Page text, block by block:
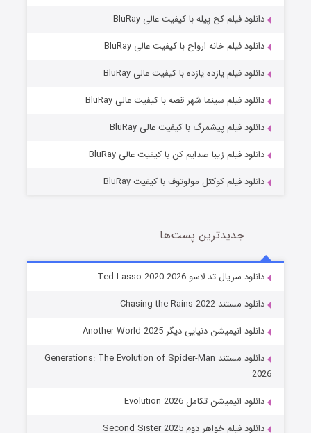
خاندان اژدها فصل ۳
دانلود فیلم کج‌ پیله با کیفیت عالی BluRay
دانلود فیلم خانه ارواح با کیفیت عالی BluRay
دانلود فیلم یازده یازده با کیفیت عالی BluRay
دانلود فیلم سینما شهر قصه با کیفیت عالی BluRay
دانلود فیلم پیشمرگ با کیفیت عالی BluRay
دانلود فیلم زیبا صدایم کن با کیفیت عالی BluRay
دانلود فیلم کوکتل مولوتوف با کیفیت BluRay
جدیدترین پست‌ها
دانلود سریال تد لاسو Ted Lasso 2020-2026
دانلود مستند Chasing the Rains 2022
دانلود انیمیشن دنیایی دیگر Another World 2025
دانلود مستند Generations: The Evolution of Spider-Man
2026
دانلود انیمیشن تکامل Evolution 2026
دانلود فیلم خواهر دوم Second Sister 2025